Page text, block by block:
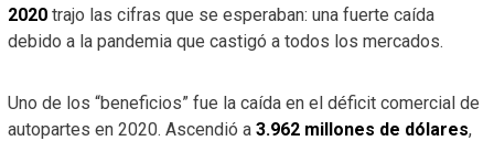
2020trajo las cifras que se esperaban: una fuerte caída
debido a la pandemia que castigó a todos los mercados.
Uno de los “beneficios” fue la caída en el déficit comercial de
autopartes en 2020. Ascendió a 3.962 millones de dólares,